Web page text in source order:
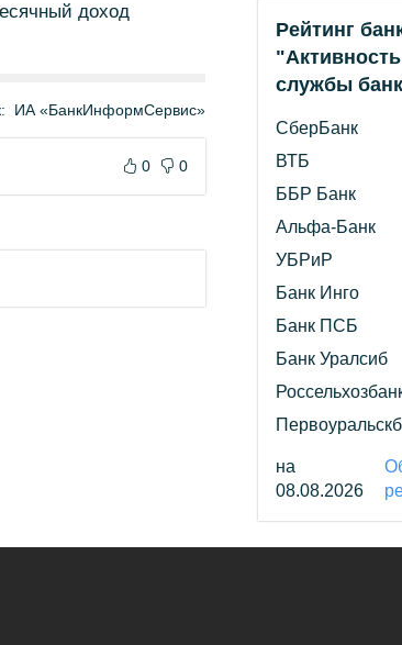
доход
ИА «БанкИнформСервис»
0 0
Рейтинг
службы
СберБанк
ВТБ
ББР Банк
Альфа-Банк
УБРиР
Банк Инго
Банк ПСБ
Банк Уралсиб
на
08.08.2026